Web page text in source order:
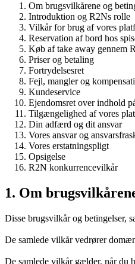
Om brugsvilkårene og
Introduktion og R2Ns rolle
Vilkår for brug af vores
Reservation af bord hos
Køb af take away gennem
Priser og betaling
Fortrydelsesret
Fejl, mangler og
Kundeservice
Ejendomsret over indhold
Tilgængelighed af vores
Din adfærd og dit ansvar
Vores ansvar og
Vores erstatningspligt
Opsigelse
R2N konkurrencevilkår
1. Om
Disse brugsvilkår og betingelser,
De samlede vilkår vedrører
De samlede vilkår gælder, når du